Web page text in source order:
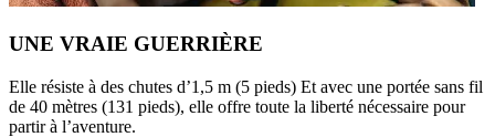
UNE VRAIE GUERRIÈRE
Elle résiste à des chutes d’1,5 m (5 pieds) Et avec une portée sans fil
de 40 mètres (131 pieds), elle offre toute la liberté nécessaire pour
partir à l’aventure.